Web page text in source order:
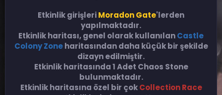
Etkinlik girişleriMoradon Gate'lerden
yapılmaktadır.
Etkinlik haritası, genel olarak kullanılanCastle
Colony Zoneharitasından daha küçük bir şekilde
dizayn edilmiştir.
Etkinlik haritasında 1 Adet Chaos Stone
bulunmaktadır.
Etkinlik haritasına özel bir çokCollection Race